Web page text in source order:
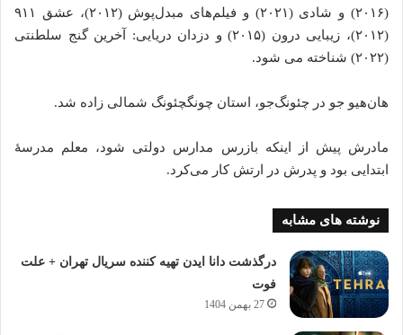
(۲۰۱۶) و شادی (۲۰۲۱) و فیلم‌های مبدل‌پوش (۲۰۱۲)، عشق ۹۱۱
(۲۰۱۲)، زیبایی درون (۲۰۱۵) و دزدان دریایی: آخرین گنج سلطنتی
(۲۰۲۲) شناخته می‌ شود.
هان‌هیو جو در چئونگ‌جو، استان چونگچئونگ شمالی زاده شد.
مادرش پیش از اینکه بازرس مدارس دولتی شود، معلم مدرسهٔ
ابتدایی بود و پدرش در ارتش کار می‌کرد.
نوشته های مشابه
درگذشت دانا ایدن تهیه کننده سریال تهران + علت
فوت
27 بهمن 1404